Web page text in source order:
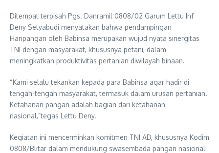
Ditempat terpisah Pgs. Danramil 0808/02 Garum Lettu Inf
Deny Setyabudi menyatakan bahwa pendampingan
Hanpangan oleh Babinsa merupakan wujud nyata sinergitas
TNI dengan masyarakat, khususnya petani, dalam
meningkatkan produktivitas pertanian diwilayah binaan.
“Kami selalu tekankan kepada para Babinsa agar hadir di
tengah-tengah masyarakat, termasuk dalam urusan pertanian.
Ketahanan pangan adalah bagian dari ketahanan
nasional,”tegas Lettu Deny.
Kegiatan ini mencerminkan komitmen TNI AD, khususnya Kodim
0808/Blitar dalam mendukung swasembada pangan nasional